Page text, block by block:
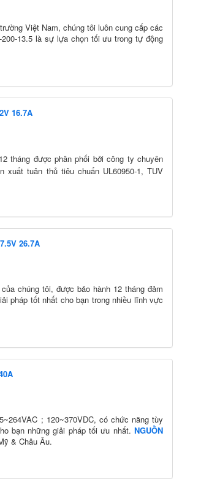
Việt Nam, chúng tôi luôn cung cấp các
13.5 là sự lựa chọn tối ưu trong tự động
16.7A
tháng được phân phối bởi công ty chuyên
xuất tuân thủ tiêu chuẩn UL60950-1, TUV
26.7A
chúng tôi, được bảo hành 12 tháng đảm
pháp tốt nhất cho bạn trong nhiều lĩnh vực
; 120~370VDC, có chức năng tùy
bạn những giải pháp tối ưu nhất. NGUỒN
& Châu Âu.